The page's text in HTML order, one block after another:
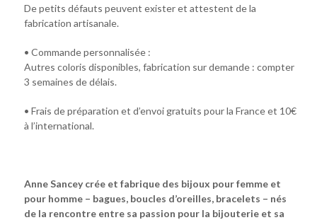
De petits défauts peuvent exister et attestent de la
fabrication artisanale.
• Commande personnalisée :
Autres coloris disponibles, fabrication sur demande : compter
3 semaines de délais.
• Frais de préparation et d’envoi gratuits pour la France et 10€
à l’international.
Anne Sancey crée et fabrique des bijoux pour femme et
pour homme – bagues, boucles d’oreilles, bracelets – nés
de la rencontre entre sa passion pour la bijouterie et sa